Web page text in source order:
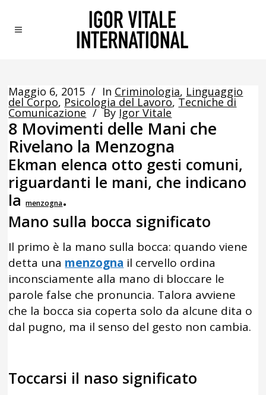
Maggio 6, 2015 In Criminologia, Linguaggio
del Corpo, Psicologia del Lavoro, Tecniche di
Comunicazione By Igor Vitale
8 Movimenti delle Mani che
Rivelano la Menzogna
Ekman elenca otto gesti comuni,
riguardanti le mani, che indicano
lamenzogna.
Mano sulla bocca significato
Il primo è la mano sulla bocca: quando viene
detta una menzogna il cervello ordina
inconsciamente alla mano di bloccare le
parole false che pronuncia. Talora avviene
che la bocca sia coperta solo da alcune dita o
dal pugno, ma il senso del gesto non cambia.
Toccarsi il naso significato